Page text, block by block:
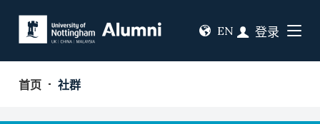
EN 登录
首页 社群